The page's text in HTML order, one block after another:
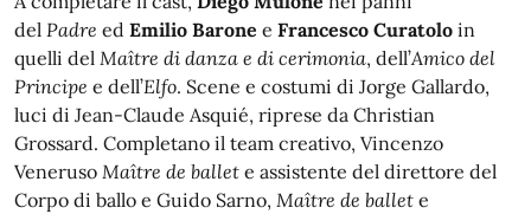
del Padre ed Emilio Barone e Francesco Curatolo in
quelli del Maître di danza e di cerimonia, dell’Amico del
Principe e dell’Elfo. Scene e costumi di Jorge Gallardo,
luci di Jean-Claude Asquié, riprese da Christian
Grossard. Completano il team creativo, Vincenzo
Veneruso Maître de ballet e assistente del direttore del
Corpo di ballo e Guido Sarno, Maître de ballet e